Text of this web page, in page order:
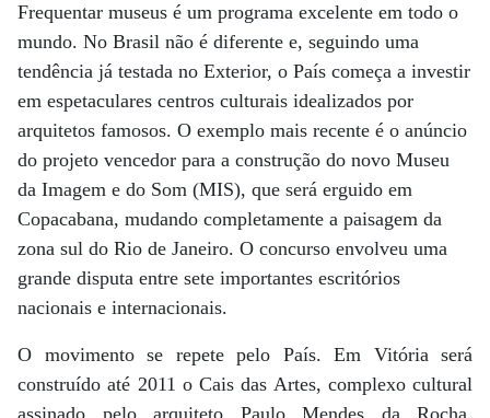
Frequentar museus é um programa excelente em todo o
mundo. No Brasil não é diferente e, seguindo uma
tendência já testada no Exterior, o País começa a investir
em espetaculares centros culturais idealizados por
arquitetos famosos. O exemplo mais recente é o anúncio
do projeto vencedor para a construção do novo Museu
da Imagem e do Som (MIS), que será erguido em
Copacabana, mudando completamente a paisagem da
zona sul do Rio de Janeiro. O concurso envolveu uma
grande disputa entre sete importantes escritórios
nacionais e internacionais.
O movimento se repete pelo País. Em Vitória será
construído até 2011 o Cais das Artes, complexo cultural